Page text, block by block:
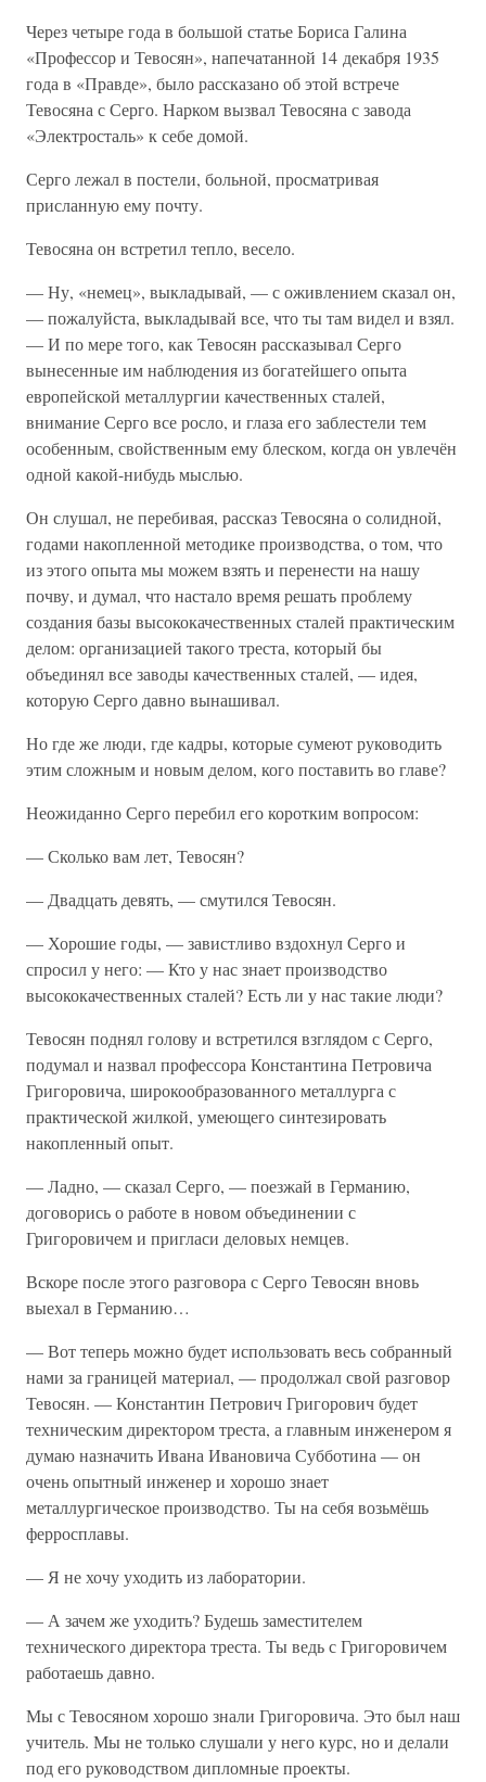
Через четыре года в большой статье Бориса Галина
«Профессор и Тевосян», напечатанной 14 декабря 1935
года в «Правде», было рассказано об этой встрече
Тевосяна с Серго. Нарком вызвал Тевосяна с завода
«Электросталь» к себе домой.
Серго лежал в постели, больной, просматривая
присланную ему почту.
Тевосяна он встретил тепло, весело.
— Ну, «немец», выкладывай, — с оживлением сказал он,
— пожалуйста, выкладывай все, что ты там видел и взял.
— И по мере того, как Тевосян рассказывал Серго
вынесенные им наблюдения из богатейшего опыта
европейской металлургии качественных сталей,
внимание Серго все росло, и глаза его заблестели тем
особенным, свойственным ему блеском, когда он увлечён
одной какой-нибудь мыслью.
Он слушал, не перебивая, рассказ Тевосяна о солидной,
годами накопленной методике производства, о том, что
из этого опыта мы можем взять и перенести на нашу
почву, и думал, что настало время решать проблему
создания базы высококачественных сталей практическим
делом: организацией такого треста, который бы
объединял все заводы качественных сталей, — идея,
которую Серго давно вынашивал.
Но где же люди, где кадры, которые сумеют руководить
этим сложным и новым делом, кого поставить во главе?
Неожиданно Серго перебил его коротким вопросом:
— Сколько вам лет, Тевосян?
— Двадцать девять, — смутился Тевосян.
— Хорошие годы, — завистливо вздохнул Серго и
спросил у него: — Кто у нас знает производство
высококачественных сталей? Есть ли у нас такие люди?
Тевосян поднял голову и встретился взглядом с Серго,
подумал и назвал профессора Константина Петровича
Григоровича, широкообразованного металлурга с
практической жилкой, умеющего синтезировать
накопленный опыт.
— Ладно, — сказал Серго, — поезжай в Германию,
договорись о работе в новом объединении с
Григоровичем и пригласи деловых немцев.
Вскоре после этого разговора с Серго Тевосян вновь
выехал в Германию…
— Вот теперь можно будет использовать весь собранный
нами за границей материал, — продолжал свой разговор
Тевосян. — Константин Петрович Григорович будет
техническим директором треста, а главным инженером я
думаю назначить Ивана Ивановича Субботина — он
очень опытный инженер и хорошо знает
металлургическое производство. Ты на себя возьмёшь
ферросплавы.
— Я не хочу уходить из лаборатории.
— А зачем же уходить? Будешь заместителем
технического директора треста. Ты ведь с Григоровичем
работаешь давно.
Мы с Тевосяном хорошо знали Григоровича. Это был наш
учитель. Мы не только слушали у него курс, но и делали
под его руководством дипломные проекты.